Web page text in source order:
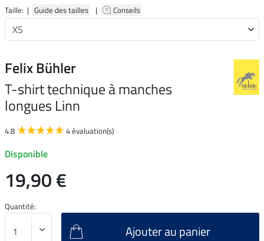
Taille: | Guide des tailles | Conseils
Felix Bühler
T-shirt technique à manches
longues Linn
4.8 4 évaluation(s)
Disponible
19,90 €
Quantité:
Ajouter au panier